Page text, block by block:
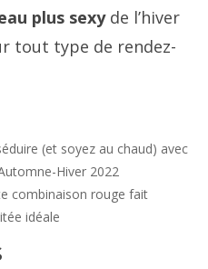
plus sexyde l’hiver
tout type de rendez-
(et soyez au chaud) avec
Hiver 2022
combinaison rouge fait
idéale